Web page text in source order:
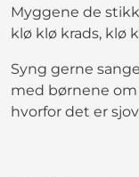
Myggene de
klø klø krads, klø
Syng gerne
med børnene
hvorfor det er